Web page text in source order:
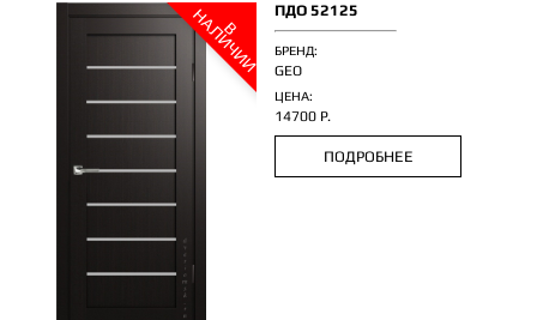
В
Н
А
Л
И
Ч
И
И ПДО 52125
БРЕНД:
GEO
ЦЕНА:
14700 Р.
ПОДРОБНЕЕ